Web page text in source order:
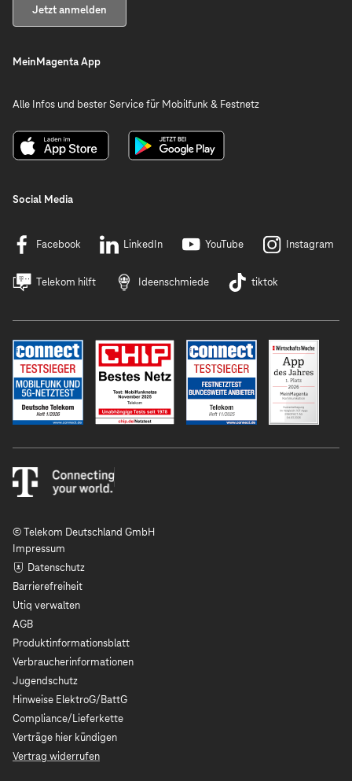
Jetzt anmelden
MeinMagenta App
Alle Infos und bester Service für Mobilfunk & Festnetz
Social Media
Facebook LinkedIn YouTube Instagram
Telekom hilft Ideenschmiede tiktok
© Telekom Deutschland GmbH
Impressum
Datenschutz
Barrierefreiheit
Utiq verwalten
AGB
Produktinformationsblatt
Verbraucherinformationen
Jugendschutz
Hinweise ElektroG/BattG
Compliance/Lieferkette
Verträge hier kündigen
Vertrag widerrufen